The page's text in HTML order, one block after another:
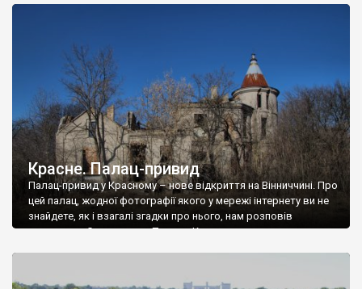
Красне. Палац-привид
Палац-привид у Красному – нове відкриття на Вінниччині. Про
цей палац, жодної фотографії якого у мережі інтернету ви не
знайдете, як і взагалі згадки про нього, нам розповів
мешканець Самгородка. Палац у Красному вразив не лише